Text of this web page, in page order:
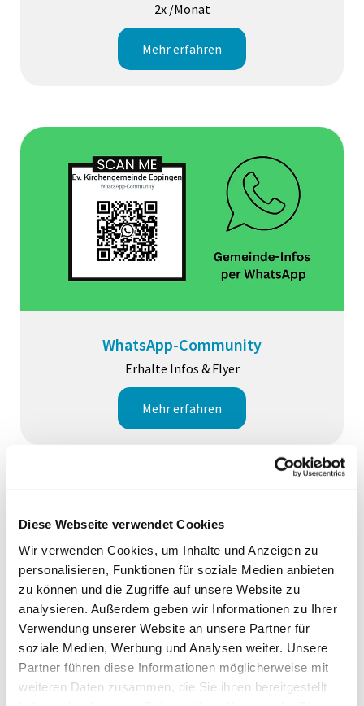
Diese Webseite verwendet Cookies
Wir verwenden Cookies, um Inhalte und Anzeigen zu
personalisieren, Funktionen für soziale Medien anbieten
zu können und die Zugriffe auf unsere Website zu
analysieren. Außerdem geben wir Informationen zu Ihrer
Verwendung unserer Website an unsere Partner für
soziale Medien, Werbung und Analysen weiter. Unsere
Partner führen diese Informationen möglicherweise mit
weiteren Daten zusammen, die Sie ihnen bereitgestellt
2x /Monat
Mehr erfahren
WhatsApp-Community
Erhalte Infos & Flyer
Mehr erfahren